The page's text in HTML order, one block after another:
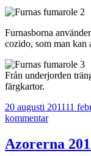
Furnasborna
cozido, som man kan
Från underjorden
färgkartor.
Postat
20 augusti 201111
kommentartill
dag
Azorerna